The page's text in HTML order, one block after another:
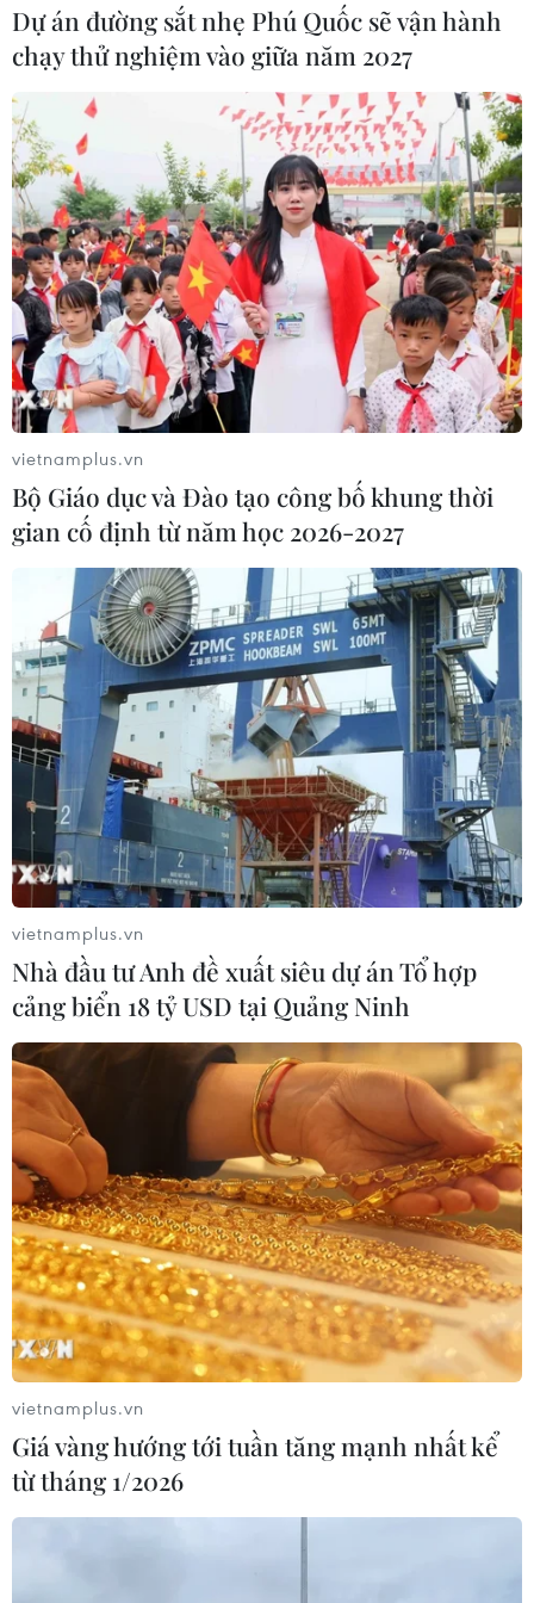
Mỹ áp thuế 15% đối với nguyên liệu
quan trọng để sản xuất chip
07/08/2026 00:56
Giá dầu tăng vọt do Iran xem xét cấm
tàu Mỹ và Israel qua eo biển Hormuz
07/08/2026 00:45
Đảng Cộng hòa đề xuất dự luật trao
thêm thẩm quyền thuế quan cho ông
Trump
07/08/2026 00:33
Giá vàng thế giới quay đầu giảm nhẹ
do áp lực chốt lời
07/08/2026 00:31
Mexico triển khai hàng nghìn binh sỹ
bảo vệ các vùng trồng bơ trọng điểm
07/08/2026 00:09
Xem thêm
CƠ QUAN CHỦ QUẢN: THÔNG TẤN XÃ VIỆT NAM
Tổng Biên tập: TRẦN TIẾN DUẨN
Phó Tổng Biên tập: NGUYỄN THỊ TÁM, KHÚC THANH
THỦY
Sở hữu trí tuệ
Quy định sử dụng
RSS
Hỗ trợ
Ngôn ngữ
TTXVN
Dịch vụ tin
Quảng cáo
Liên hệ
Giấy phép số: 1374/GP-BTTTT do Bộ Thông tin và Truyền thông
Dự án đường sắt nhẹ Phú Quốc sẽ vận hành
chạy thử nghiệm vào giữa năm 2027
vietnamplus.vn
Bộ Giáo dục và Đào tạo công bố khung thời
gian cố định từ năm học 2026-2027
vietnamplus.vn
Nhà đầu tư Anh đề xuất siêu dự án Tổ hợp
cảng biển 18 tỷ USD tại Quảng Ninh
vietnamplus.vn
Giá vàng hướng tới tuần tăng mạnh nhất kể
từ tháng 1/2026